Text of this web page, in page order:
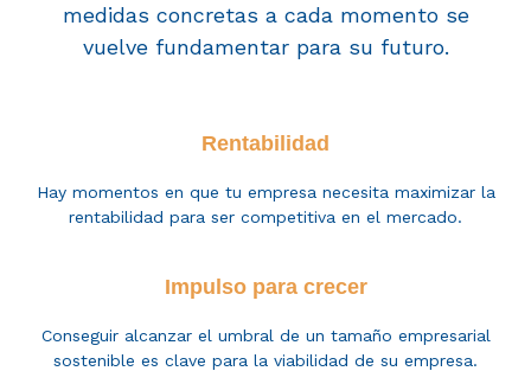
medidas concretas a cada momento se
vuelve fundamentar para su futuro.
Rentabilidad
Hay momentos en que tu empresa necesita maximizar la
rentabilidad para ser competitiva en el mercado.
Impulso para crecer
Conseguir alcanzar el umbral de un tamaño empresarial
sostenible es clave para la viabilidad de su empresa.